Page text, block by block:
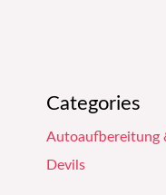
Categories
Autoaufbereitung
Devils